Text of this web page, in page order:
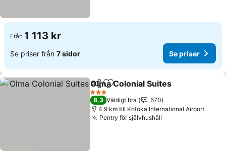
Från 1 113 kr
Se priser från 7 sidor Se priser
Dela Lägg till i Mina Favoriter
Olma Colonial Suites
3 Stjärnor
8,3 Väldigt bra
670
4.9 km till Kotoka International Airport
Pentry för självhushåll